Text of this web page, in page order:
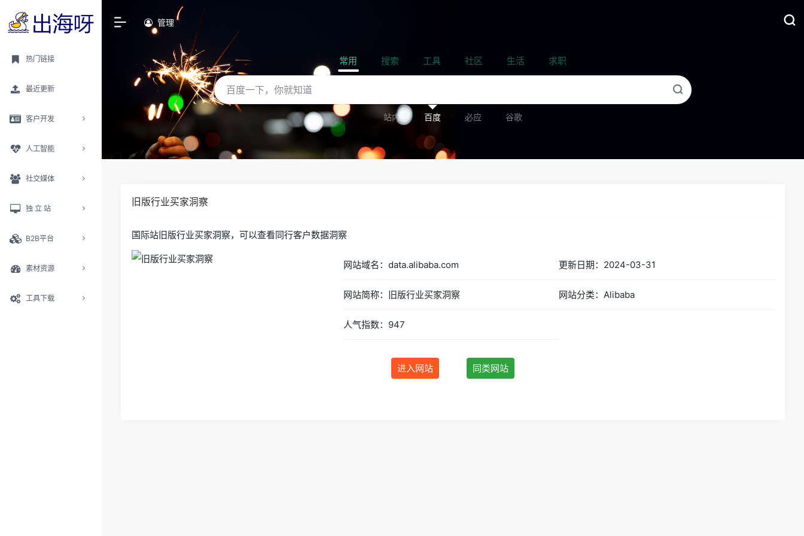
热门链接
最近更新
客户开发
人工智能
社交媒体
独 立 站
B2B平台
素材资源
工具下载
管理
常用 搜索 工具 社区 生活 求职
站内 百度 必应 谷歌
旧版行业买家洞察
国际站旧版行业买家洞察，可以查看同行客户数据洞察
网站域名：data.alibaba.com 更新日期：2024-03-31
网站简称：旧版行业买家洞察 网站分类：Alibaba
人气指数：947
进入网站 同类网站